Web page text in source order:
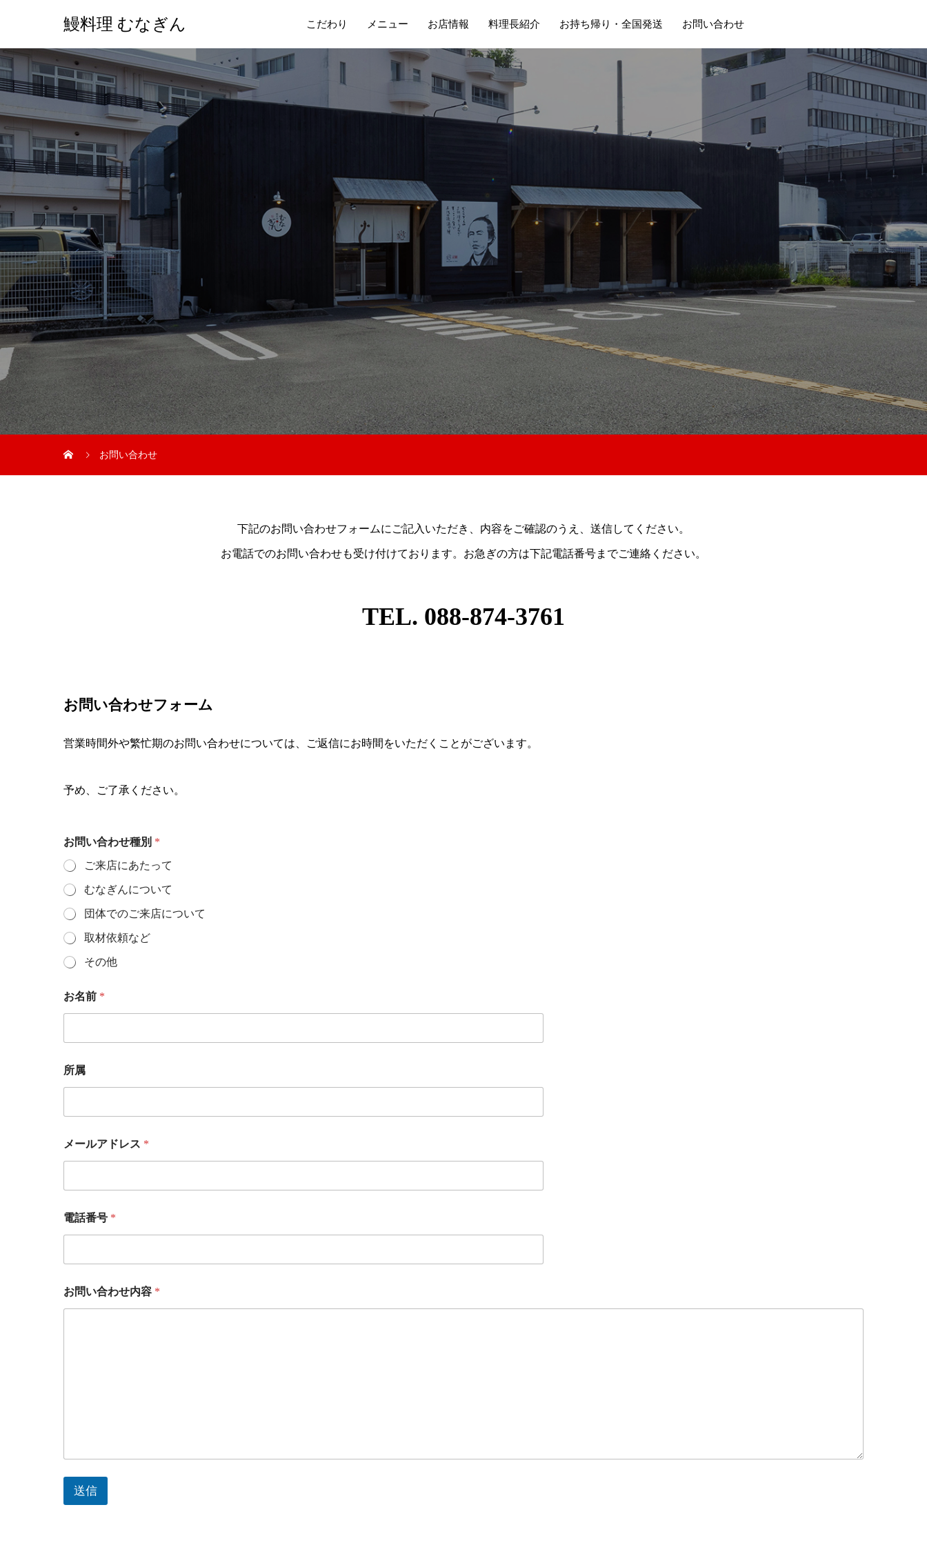
鰻料理 むなぎん こだわり メニュー お店情報 料理長紹介 お持ち帰り・全国発送 お問い合わせ
い
わ
お問い合わせ
下記のお問い合わせフォームにご記入いただき、内容をご確認のうえ、送信してください。
お電話でのお問い合わせも受け付けております。お急ぎの方は下記電話番号までご連絡ください。
TEL. 088-874-3761
お問い合わせフォーム
営業時間外や繁忙期のお問い合わせについては、ご返信にお時間をいただくことがございます。
予め、ご了承ください。
話
番
号
*
*
お問い合わせ種別 *
ご来店にあたって
むなぎんについて
団体でのご来店について
取材依頼など
その他
お名前 *
所属
メールアドレス *
電話番号 *
お問い合わせ内容 *
送信